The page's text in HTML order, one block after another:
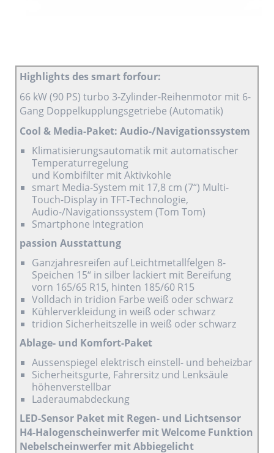
Highlights des smart forfour:
66 kW (90 PS) turbo 3-Zylinder-Reihenmotor mit 6-
Gang Doppelkupplungsgetriebe (Automatik)
Cool & Media-Paket: Audio-/Navigationssystem
Klimatisierungsautomatik mit automatischer
Temperaturregelung
und Kombifilter mit Aktivkohle
smart Media-System mit 17,8 cm (7“) Multi-
Touch-Display in TFT-Technologie,
Audio-/Navigationssystem (Tom Tom)
Smartphone Integration
passion Ausstattung
Ganzjahresreifen auf Leichtmetallfelgen 8-
Speichen 15“ in silber lackiert mit Bereifung
vorn 165/65 R15, hinten 185/60 R15
Volldach in tridion Farbe weiß oder schwarz
Kühlerverkleidung in weiß oder schwarz
tridion Sicherheitszelle in weiß oder schwarz
Ablage- und Komfort-Paket
Aussenspiegel elektrisch einstell- und beheizbar
Sicherheitsgurte, Fahrersitz und Lenksäule
höhenverstellbar
Laderaumabdeckung
LED-Sensor Paket mit Regen- und Lichtsensor
H4-Halogenscheinwerfer mit Welcome Funktion
Nebelscheinwerfer mit Abbiegelicht